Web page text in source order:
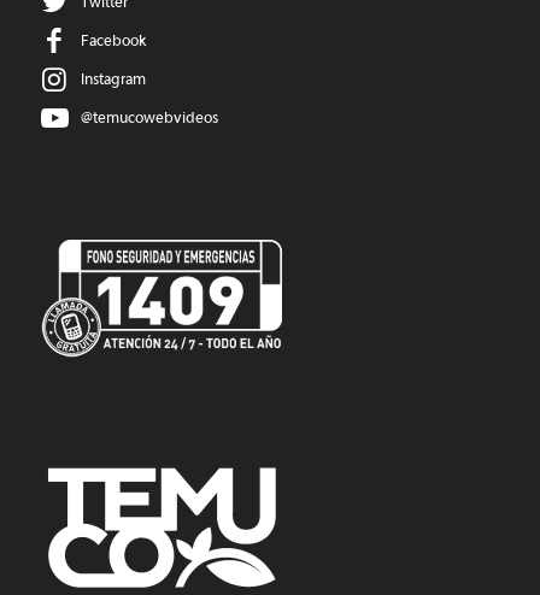
Facebook
Instagram
@temucowebvideos